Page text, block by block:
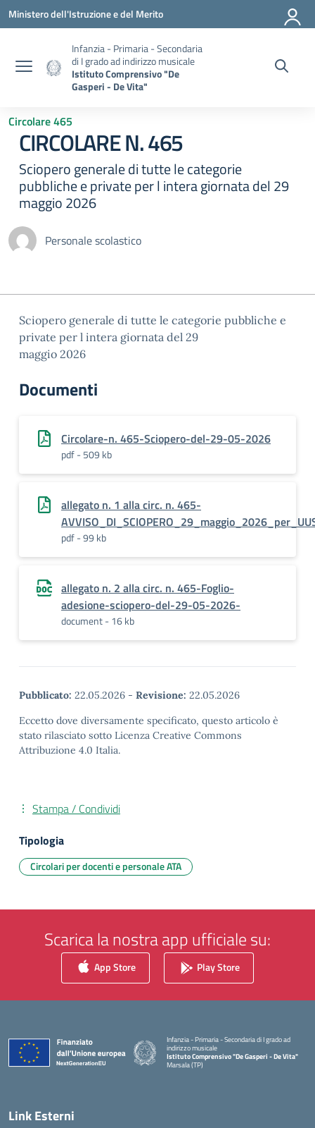
Vai ai contenuti
Vai al menu di navigazione
Vai al footer
Ministero dell'Istruzione e del Merito
Infanzia - Primaria - Secondaria
di I grado ad indirizzo musicale
Istituto Comprensivo "De
Gasperi - De Vita"
Circolare 465
CIRCOLARE N. 465
Sciopero generale di tutte le categorie
pubbliche e private per l intera giornata del 29
maggio 2026
Personale scolastico
Sciopero generale di tutte le categorie pubbliche e
private per l intera giornata del 29
maggio 2026
Documenti
Circolare-n. 465-Sciopero-del-29-05-2026
pdf - 509 kb
allegato n. 1 alla circ. n. 465-
pdf - 99 kb
allegato n. 2 alla circ. n. 465-Foglio-
adesione-sciopero-del-29-05-2026-
document - 16 kb
Pubblicato: 22.05.2026 - Revisione: 22.05.2026
Eccetto dove diversamente specificato, questo articolo è
stato rilasciato sotto Licenza Creative Commons
Attribuzione 4.0 Italia.
Stampa / Condividi
Tipologia
Circolari per docenti e personale ATA
Scarica la nostra app ufficiale su:
App Store Play Store
Infanzia - Primaria - Secondaria di I grado ad
indirizzo musicale
Istituto Comprensivo "De Gasperi - De Vita"
Marsala (TP)
Link Esterni